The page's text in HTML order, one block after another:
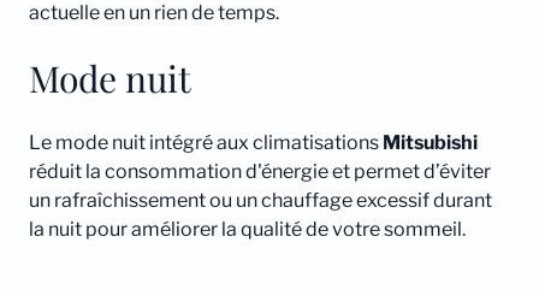
actuelle en un rien de temps.
Mode nuit
Le mode nuit intégré aux climatisations Mitsubishi
réduit la consommation d'énergie et permet d’éviter
un rafraîchissement ou un chauffage excessif durant
la nuit pour améliorer la qualité de votre sommeil.